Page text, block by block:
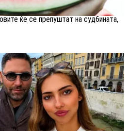
ќе се препуштат на судбината,